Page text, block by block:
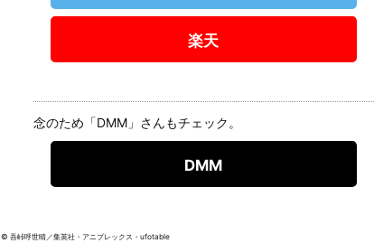
楽天
念のため「DMM」さんもチェック。
DMM
© 吾峠呼世晴／集英社・アニプレックス・ufotable